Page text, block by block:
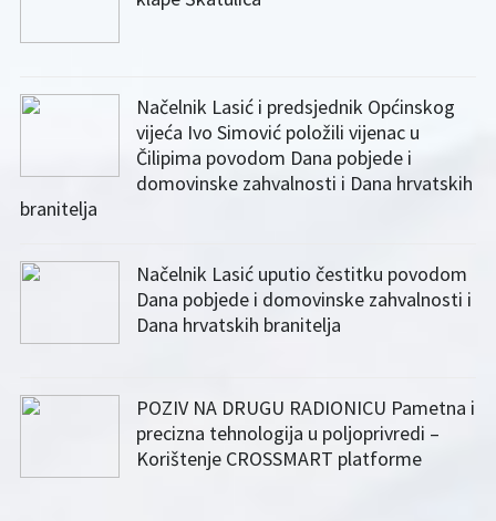
Načelnik Lasić i predsjednik Općinskog
vijeća Ivo Simović položili vijenac u
Čilipima povodom Dana pobjede i
domovinske zahvalnosti i Dana hrvatskih
branitelja
Načelnik Lasić uputio čestitku povodom
Dana pobjede i domovinske zahvalnosti i
Dana hrvatskih branitelja
POZIV NA DRUGU RADIONICU Pametna i
precizna tehnologija u poljoprivredi –
Korištenje CROSSMART platforme